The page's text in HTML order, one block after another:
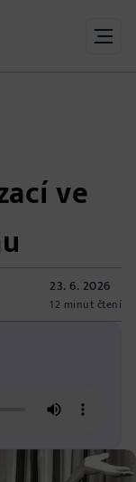
ve
23. 6. 2026
12 minut čtení